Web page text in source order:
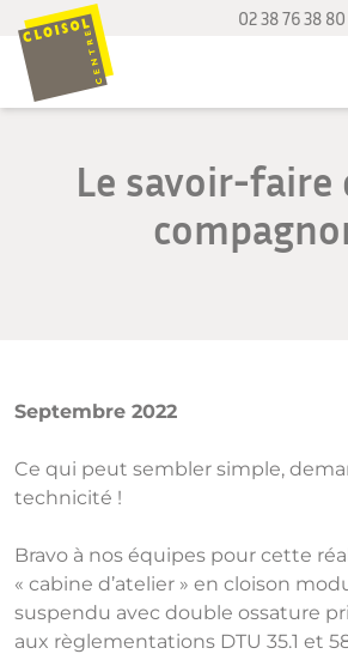
Passer
au
contenu
02 38 76 38 80
Le savoir-faire
Septembre 2022
Ce qui peut sembler simple,
technicité !
Bravo à nos équipes pour cette
« cabine d’atelier » en cloison
suspendu avec double ossature
aux règlementations DTU 35.1 et